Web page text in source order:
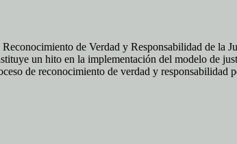
de Verdad y Responsabilidad de la
un hito en la implementación del modelo de
de reconocimiento de verdad y responsabilidad